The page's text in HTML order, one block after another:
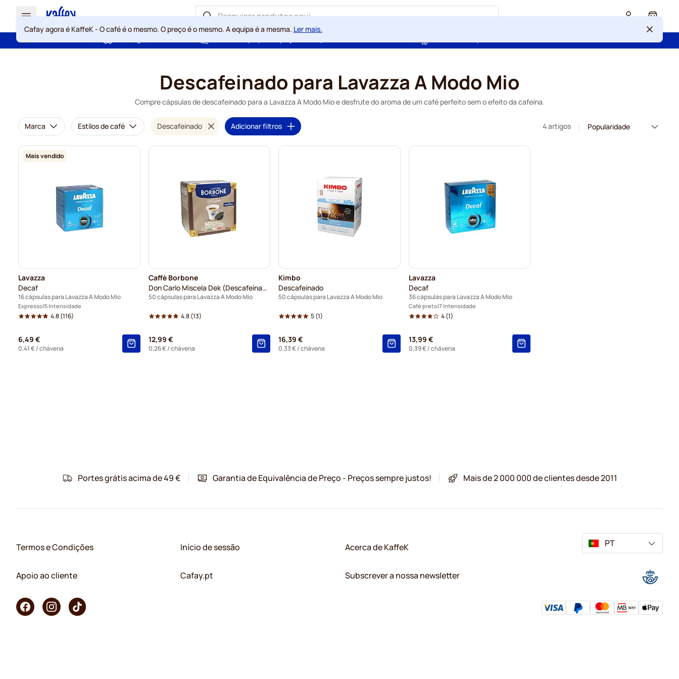
Cart
Cafay agora é KaffeK - O café é o mesmo. O preço é o mesmo. A equipa é a mesma. Ler mais.
Descafeinado para Lavazza A Modo Mio
Compre cápsulas de descafeinado para a Lavazza A Modo Mio e desfrute do aroma de um café perfeito sem o efeito da cafeína.
Marca Estilos de café Descafeinado Adicionar filtros 4 artigos
Mais vendido
Lavazza
Decaf
16 cápsulas para Lavazza A Modo Mio
Expresso 5 Intensidade
4.8(116)
6,49 €
0,41 €/ chávena
Caffè Borbone
Don Carlo Miscela Dek (Descafeínado)
50 cápsulas para Lavazza A Modo Mio
4.8(13)
12,99 €
0,26 €/ chávena
Kimbo
Descafeinado
50 cápsulas para Lavazza A Modo Mio
5(1)
16,39 €
0,33 €/ chávena
Lavazza
Decaf
36 cápsulas para Lavazza A Modo Mio
Café preto 7 Intensidade
4(1)
13,99 €
0,39 €/ chávena
Portes grátis acima de 49 € Garantia de Equivalência de Preço - Preços sempre justos! Mais de 2 000 000 de clientes desde 2011
Termos e Condições
Apoio ao cliente
Início de sessão
Cafay.pt
Acerca de KaffeK
Subscrever a nossa newsletter
PT